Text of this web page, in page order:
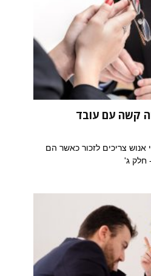
קשה עם עובד
אנוש צריכים לזכור כאשר הם
חלק ג'